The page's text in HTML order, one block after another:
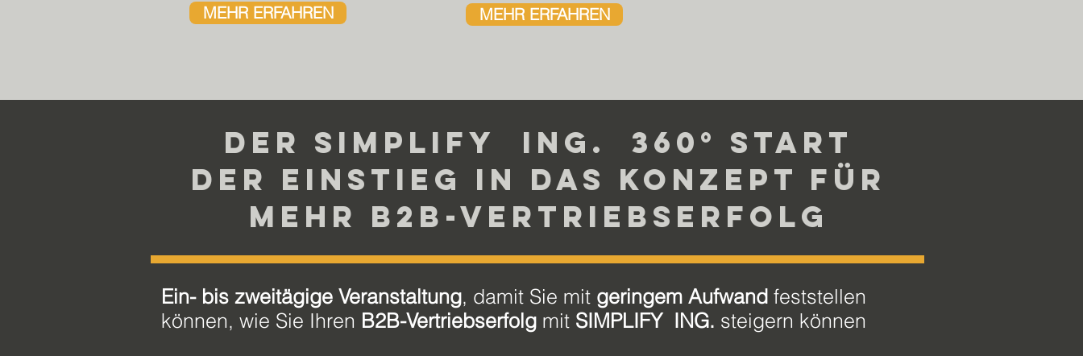
MEHR ERFAHREN MEHR ERFAHREN
Der SIMPLIFY ING. 360° Start
Der Einstieg in das Konzept für
mehr B2B-Vertriebserfolg
Ein- bis zweitägige Veranstaltung, damit Sie mit geringem Aufwand feststellen
können, wie Sie Ihren B2B-Vertriebserfolg mit SIMPLIFY ING. steigern können